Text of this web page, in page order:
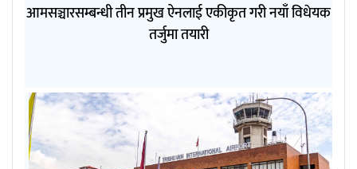
आमसञ्चारसम्बन्धी तीन प्रमुख ऐनलाई एकीकृत गरी नयाँ विधेयक
तर्जुमा तयारी